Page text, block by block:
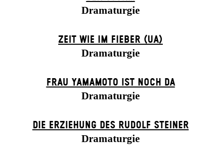
Dramaturgie
ZEIT WIE IM FIEBER (UA)
Dramaturgie
FRAU YAMAMOTO IST NOCH DA
Dramaturgie
DIE ERZIEHUNG DES RUDOLF STEINER
Dramaturgie